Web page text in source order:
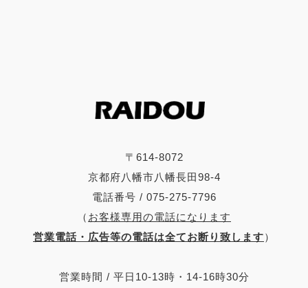
〒614-8072
京都府八幡市八幡長田98-4
電話番号 / 075-275-7796
（ お客様専用の電話になります
営業電話・広告等の電話は全てお断り致します）
営業時間 / 平日10-13時・14-16時30分